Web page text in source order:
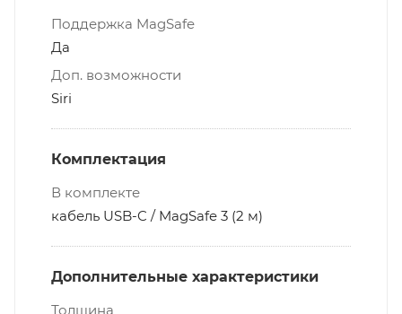
Поддержка MagSafe
Да
Доп. возможности
Siri
Комплектация
В комплекте
кабель USB-C / MagSafe 3 (2 м)
Дополнительные характеристики
Толщина